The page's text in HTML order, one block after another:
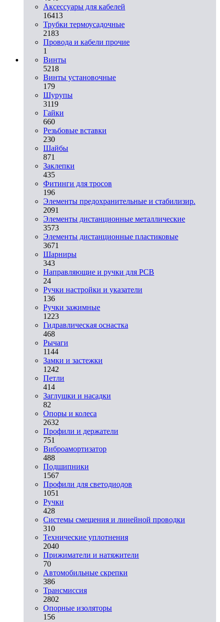
Аксессуары для кабелей
16413
Трубки термоусадочные
2183
Провода и кабели прочие
1
Винты
5218
Винты установочные
179
Шурупы
3119
Гайки
660
Резьбовые вставки
230
Шайбы
871
Заклепки
435
Фитинги для тросов
196
Элементы предохранительные и стабилизир.
2091
Элементы дистанционные металлические
3573
Элементы дистанционные пластиковые
3671
Шарниры
343
Направляющие и ручки для PCB
24
Ручки настройки и указатели
136
Ручки зажимные
1223
Гидравлическая оснастка
468
Рычаги
1144
Замки и застежки
1242
Петли
414
Заглушки и насадки
82
Опоры и колеса
2632
Профили и держатели
751
Виброамортизатор
488
Подшипники
1567
Профили для светодиодов
1051
Ручки
428
Системы смещения и линейной проводки
310
Технические уплотнения
2040
Прижиматели и натяжители
70
Автомобильные скрепки
386
Трансмиссия
2802
Опорные изоляторы
156